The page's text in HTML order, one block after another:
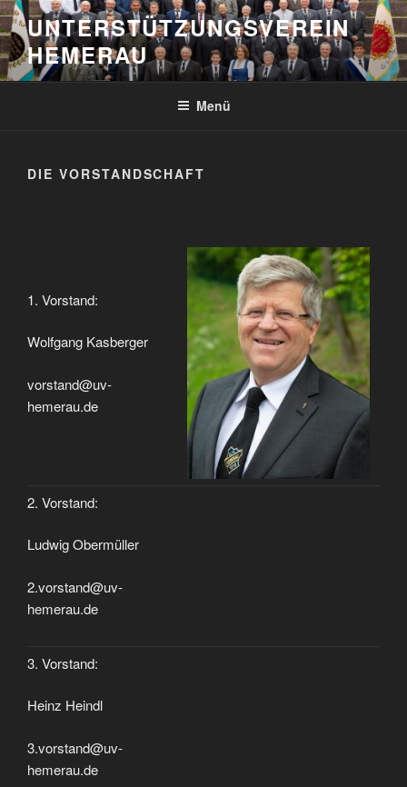
Zum
Inhalt
springen
UNTERSTÜTZUNGSVEREIN
HEMERAU
Menü
DIE VORSTANDSCHAFT
1. Vorstand:
Wolfgang Kasberger
vorstand@uv-
hemerau.de
2. Vorstand:
Ludwig Obermüller
2.vorstand@uv-
hemerau.de
3. Vorstand:
Heinz Heindl
3.vorstand@uv-
hemerau.de